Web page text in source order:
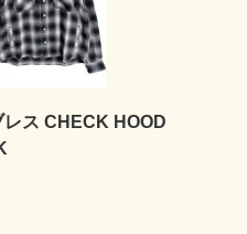
ス CHECK HOOD